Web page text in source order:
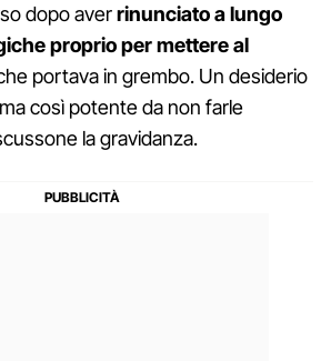
dopo averrinunciato a lungo
proprio per mettere al
portava in grembo. Un desiderio
così potente da non farle
la gravidanza.